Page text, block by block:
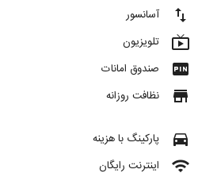
import_export آسانسور
live_tv تلویزیون
fiber_pin صندوق امانات
store نظافت روزانه
directions_car پارکینگ با هزینه
wifi اینترنت رایگان